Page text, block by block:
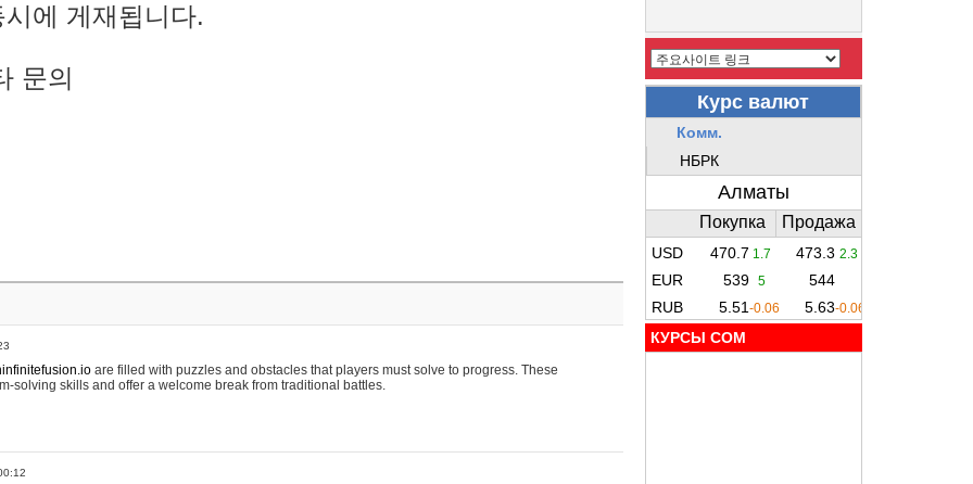
에 게재됩니다.
문의
are filled with puzzles and obstacles that players must solve to progress. These
solving skills and offer a welcome break from traditional battles.
КУРСЫ COM